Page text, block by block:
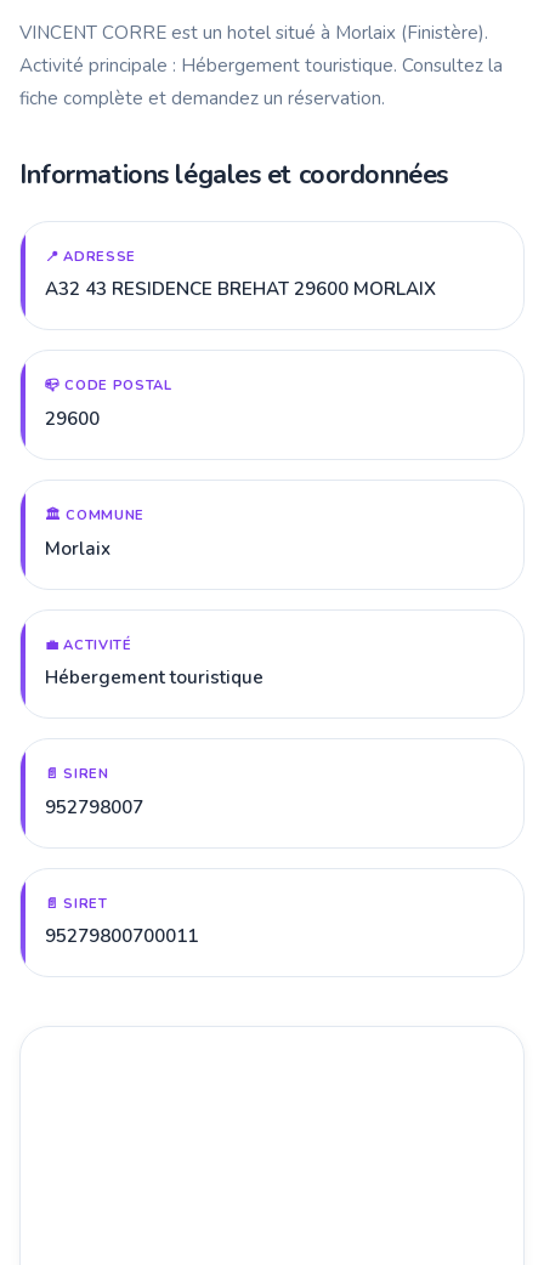
VINCENT CORRE est un hotel situé à Morlaix (Finistère).
Activité principale : Hébergement touristique. Consultez la
fiche complète et demandez un réservation.
Informations légales et coordonnées
📍 ADRESSE
A32 43 RESIDENCE BREHAT 29600 MORLAIX
📪 CODE POSTAL
29600
🏛️ COMMUNE
Morlaix
💼 ACTIVITÉ
Hébergement touristique
📄 SIREN
952798007
📄 SIRET
95279800700011